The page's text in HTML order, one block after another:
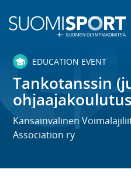
EDUCATION EVENT
Tankotanssin
Kansainvälinen
Association ry